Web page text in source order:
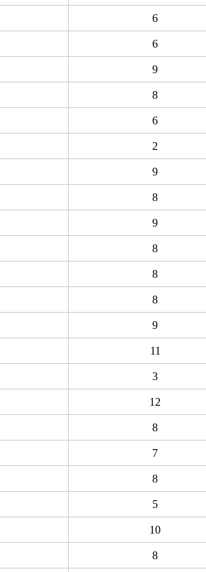
6
6
9
8
6
2
9
8
9
8
8
8
9
11
3
12
8
7
8
5
10
8